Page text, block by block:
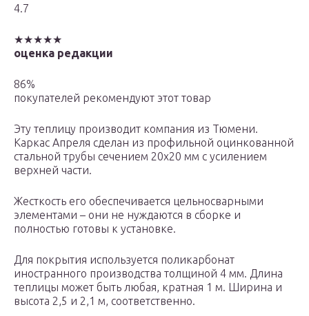
4.7
★★★★★
оценка редакции
86%
покупателей рекомендуют этот товар
Эту теплицу производит компания из Тюмени.
Каркас Апреля сделан из профильной оцинкованной
стальной трубы сечением 20х20 мм с усилением
верхней части.
Жесткость его обеспечивается цельносварными
элементами – они не нуждаются в сборке и
полностью готовы к установке.
Для покрытия используется поликарбонат
иностранного производства толщиной 4 мм. Длина
теплицы может быть любая, кратная 1 м. Ширина и
высота 2,5 и 2,1 м, соответственно.